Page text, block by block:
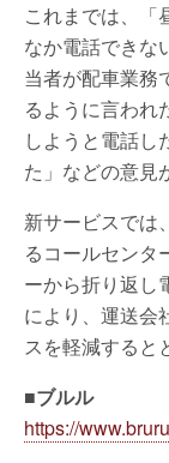
これまでは、「
なか電話できな
当者が配車業務
るように言われ
しようと電話し
た」などの意見
新サービスでは
るコールセンタ
ーから折り返し
により、運送会
スを軽減すると
■ブルル
https://